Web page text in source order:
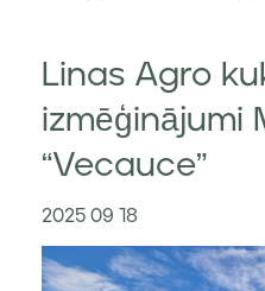
Linas Agro
izmēģinājumi
“Vecauce”
2025 09 18